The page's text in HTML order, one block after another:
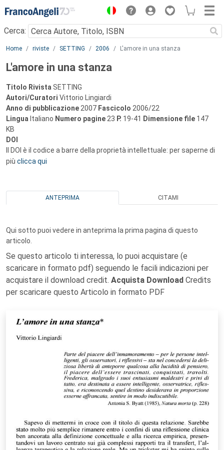
Menu
Cerca:
Main content
Home riviste SETTING 2006 L'amore in una stanza
L'amore in una stanza
Titolo Rivista SETTING
Autori/Curatori Vittorio Lingiardi
Anno di pubblicazione 2007 Fascicolo 2006/22
Lingua Italiano Numero pagine 23 P. 19-41 Dimensione file 147
KB
DOI
Il DOI è il codice a barre della proprietà intellettuale: per saperne di
più clicca qui
ANTEPRIMA CITAMI
Qui sotto puoi vedere in anteprima la prima pagina di questo
articolo.
Se questo articolo ti interessa, lo puoi acquistare (e
scaricare in formato pdf) seguendo le facili indicazioni per
acquistare il download credit. Acquista Download Credits
per scaricare questo Articolo in formato PDF